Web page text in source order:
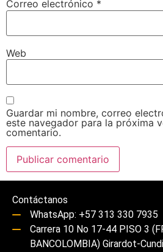
Correo electrónico *
Web
Guardar mi nombre, correo
este navegador para la próxima
comentario.
Contáctanos
WhatsApp: +57 313 330 7935
Carrera 10 No 17-44 PISO 3
BANCOLOMBIA) Girardot-